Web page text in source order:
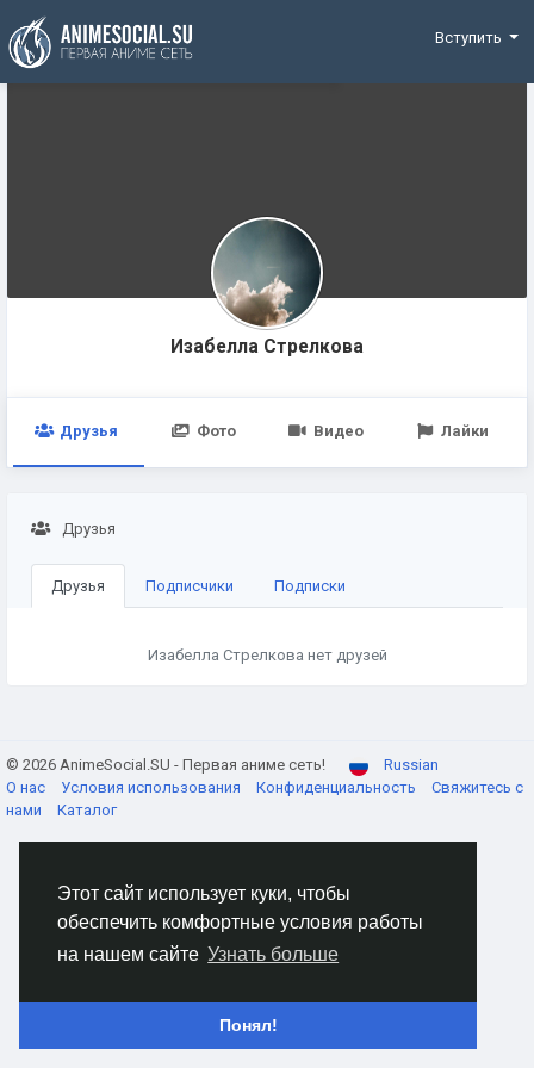
Этот сайт использует куки, чтобы
обеспечить комфортные условия работы
на нашем сайте Узнать больше
Понял!
Funding
Вступить
Изабелла Стрелковa
Друзья Фото Видео Лайки
Друзья
Друзья Подписчики Подписки
Изабелла Стрелковa нет друзей
© 2026 AnimeSocial.SU - Первая аниме сеть!
Russian
О нас
Условия использования Конфиденциальность
Свяжитесь с
нами
Каталог